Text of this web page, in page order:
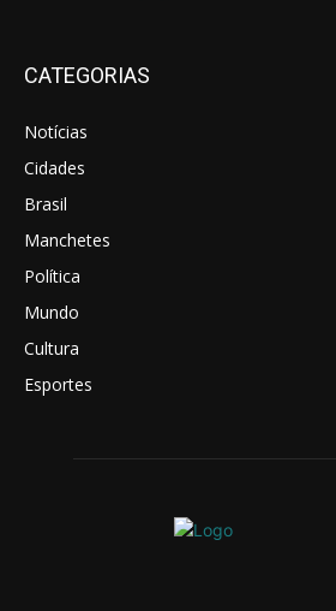
hardware
bits.swiss
https://www.omegawatch.to/
online.famous
https://www.vapesstores.nl/
vapen.rolex
https://www.reallydiamond.com/
just
about
globe's
CATEGORIAS
Notícias
Cidades
Brasil
Manchetes
Política
Mundo
Cultura
Esportes